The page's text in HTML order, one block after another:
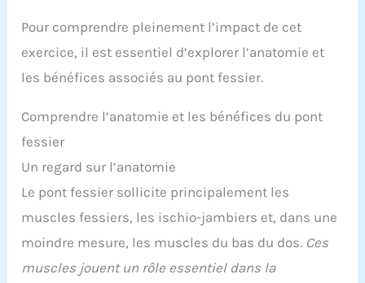
Pour comprendre pleinement l’impact de cet
exercice, il est essentiel d’explorer l’anatomie et
les bénéfices associés au pont fessier.
Comprendre l’anatomie et les bénéfices du pont
fessier
Un regard sur l’anatomie
Le pont fessier sollicite principalement les
muscles fessiers, les ischio-jambiers et, dans une
moindre mesure, les muscles du bas du dos. Ces
muscles jouent un rôle essentiel dans la